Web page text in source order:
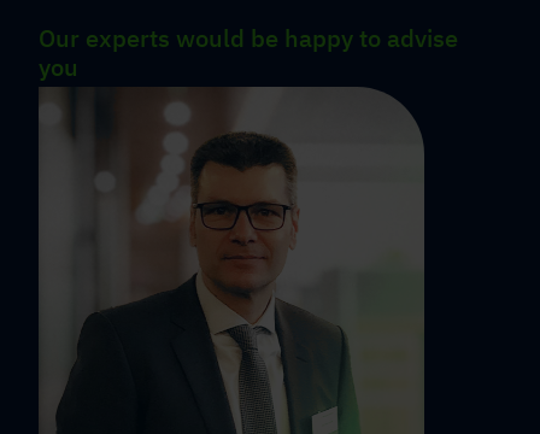
Our experts would be happy to advise
you